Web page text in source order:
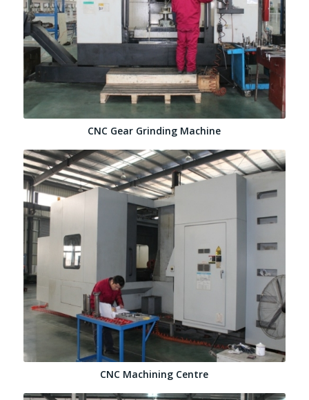
CNC Gear Grinding Machine
CNC Machining Centre